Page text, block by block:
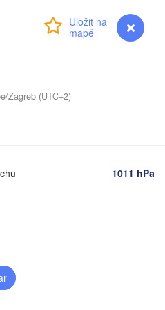
myVentusky Předpověď
Zagreb (UTC+2)
1011 hPa
Черкаси
Кривий Ріг
Суми
(Sumy)